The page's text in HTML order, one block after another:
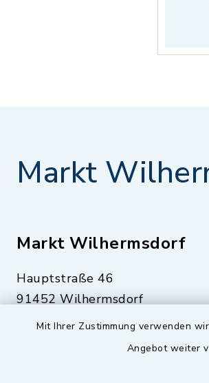
Mit Ihrer Zustimmung verwenden
Angebot weiter
Markt
Markt Wilhermsdorf
Hauptstraße 46
91452 Wilhermsdorf
09102 9958-0
09102 9958-111